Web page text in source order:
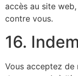
accès au site
contre vous.
16.
Vous acceptez de